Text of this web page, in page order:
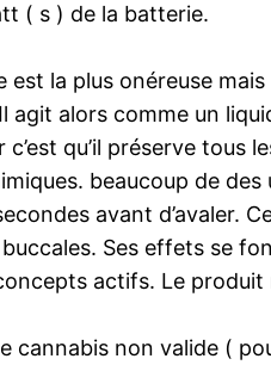
( s ) de la batterie.
est la plus onéreuse
agit alors comme un
qu’il préserve
beaucoup de
avant
Ses effets se
actifs. Le
cannabis non valide (